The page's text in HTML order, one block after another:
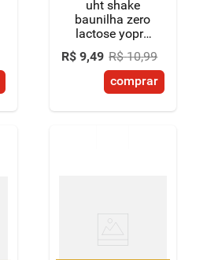
uht shake
baunilha zero
lactose yopro
+ recovery
boost caixa
250ml
R$ 9,49 R$ 10,99
comprar